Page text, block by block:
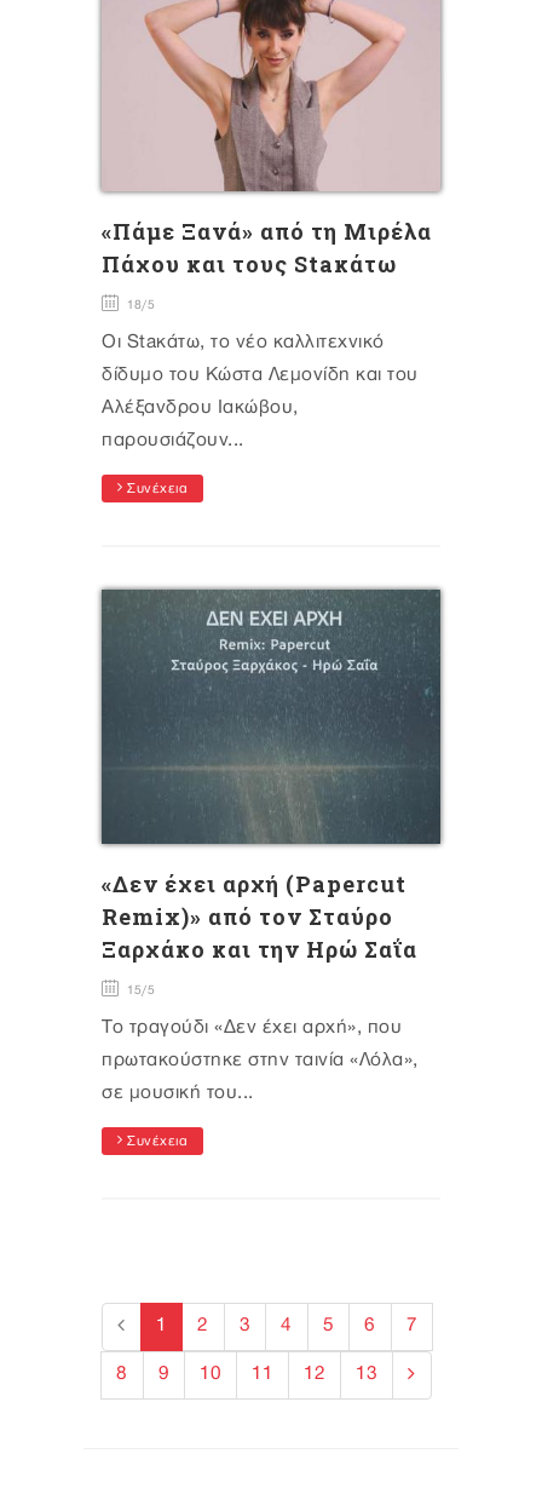
«Πάμε Ξανά» από τη Μιρέλα
Πάχου και τους Staκάτω
18/5
Οι Staκάτω, το νέο καλλιτεχνικό
δίδυμο του Κώστα Λεμονίδη και του
Αλέξανδρου Ιακώβου,
παρουσιάζουν...
Συνέχεια
«Δεν έχει αρχή (Papercut
Remix)» από τον Σταύρο
Ξαρχάκο και την Ηρώ Σαΐα
15/5
Το τραγούδι «Δεν έχει αρχή», που
πρωτακούστηκε στην ταινία «Λόλα»,
σε μουσική του...
Συνέχεια
1 2 3 4 5 6 7
8 9 10 11 12 13